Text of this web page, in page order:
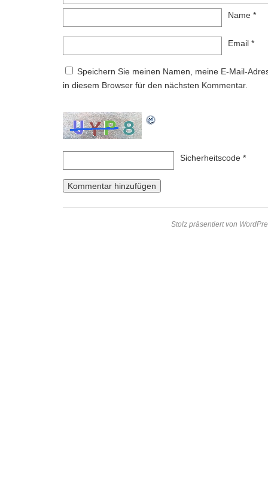
Name *
Email *
Speichern Sie meinen Namen, meine E-Mail-
in diesem Browser für den nächsten Kommentar.
Sicherheitscode *
Stolz präsentiert von